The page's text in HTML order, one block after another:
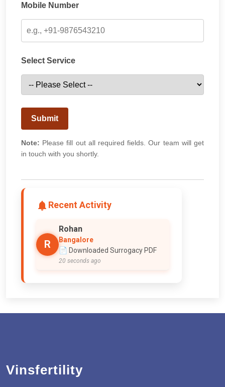
Mobile Number
Select Service
Submit
Note: Please fill out all required fields. Our team will get
in touch with you shortly.
Recent Activity
R
Rohan
Bangalore
📄 Downloaded Surrogacy PDF
20 seconds ago
Vinsfertility